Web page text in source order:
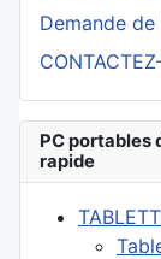
Demande de
PC portables
rapide